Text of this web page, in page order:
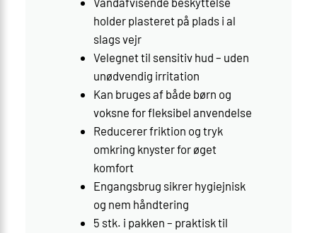
holder plasteret på plads i al
slags vejr
Velegnet til sensitiv hud – uden
unødvendig irritation
Kan bruges af både børn og
voksne for fleksibel anvendelse
Reducerer friktion og tryk
omkring knyster for øget
komfort
Engangsbrug sikrer hygiejnisk
og nem håndtering
5 stk. i pakken – praktisk til